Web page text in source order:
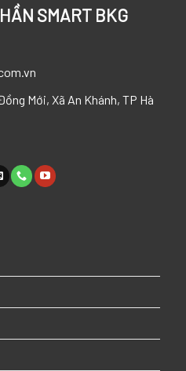
SMART BKG
Mới, Xã An Khánh, TP Hà